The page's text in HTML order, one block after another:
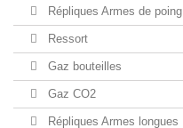
Répliques Armes de poing
Ressort
Gaz bouteilles
Gaz CO2
Répliques Armes longues